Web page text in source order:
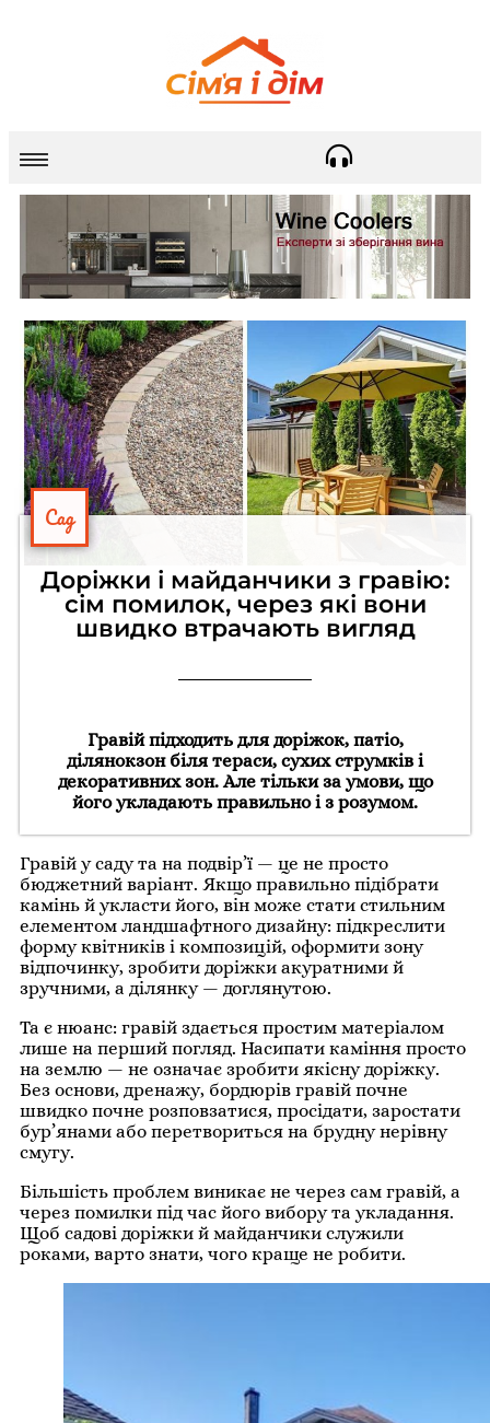
Сад
Доріжки і майданчики з гравію:
сім помилок, через які вони
швидко втрачають вигляд
Гравій підходить для доріжок, патіо,
ділянокзон біля тераси, сухих струмків і
декоративних зон. Але тільки за умови, що
його укладають правильно і з розумом.
Гравій у саду та на подвір’ї — це не просто
бюджетний варіант. Якщо правильно підібрати
камінь й укласти його, він може стати стильним
елементом ландшафтного дизайну: підкреслити
форму квітників і композицій, оформити зону
відпочинку, зробити доріжки акуратними й
зручними, а ділянку — доглянутою.
Та є нюанс: гравій здається простим матеріалом
лише на перший погляд. Насипати каміння просто
на землю — не означає зробити якісну доріжку.
Без основи, дренажу, бордюрів гравій почне
швидко почне розповзатися, просідати, заростати
бур’янами або перетвориться на брудну нерівну
смугу.
Більшість проблем виникає не через сам гравій, а
через помилки під час його вибору та укладання.
Щоб садові доріжки й майданчики служили
роками, варто знати, чого краще не робити.